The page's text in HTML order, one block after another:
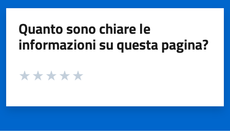
Quanto sono chiare le
informazioni su questa pagina?
Valuta da 1 a 5 stelle la pagina